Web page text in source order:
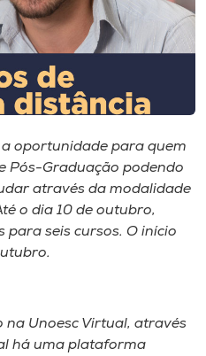
oportunidade para quem
Pós-Graduação podendo
através da modalidade
o dia 10 de outubro,
para seis cursos. O início
na Unoesc Virtual, através
há uma plataforma